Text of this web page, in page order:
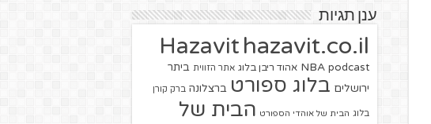
ענן תגיות
Hazavit hazavit.co.il
NBA podcast אהוד ריבן בלוג אתר הזווית ביתר
ירושלים בלוג ספורט ברצלונה ברק קורן
בלוג הבית של אוהדי הספורט הבית של